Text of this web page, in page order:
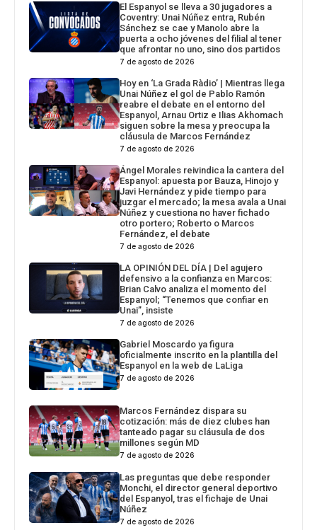
El Espanyol se lleva a 30 jugadores a
Coventry: Unai Núñez entra, Rubén
Sánchez se cae y Manolo abre la
puerta a ocho jóvenes del filial al tener
que afrontar no uno, sino dos partidos
7 de agosto de 2026
Hoy en ‘La Grada Ràdio’ | Mientras llega
Unai Núñez el gol de Pablo Ramón
reabre el debate en el entorno del
Espanyol, Arnau Ortiz e Ilias Akhomach
siguen sobre la mesa y preocupa la
cláusula de Marcos Fernández
7 de agosto de 2026
Ángel Morales reivindica la cantera del
Espanyol: apuesta por Bauza, Hinojo y
Javi Hernández y pide tiempo para
juzgar el mercado; la mesa avala a Unai
Núñez y cuestiona no haver fichado
otro portero; Roberto o Marcos
Fernández, el debate
7 de agosto de 2026
LA OPINIÓN DEL DÍA | Del agujero
defensivo a la confianza en Marcos:
Brian Calvo analiza el momento del
Espanyol; “Tenemos que confiar en
Unai”, insiste
7 de agosto de 2026
Gabriel Moscardo ya figura
oficialmente inscrito en la plantilla del
Espanyol en la web de LaLiga
7 de agosto de 2026
Marcos Fernández dispara su
cotización: más de diez clubes han
tanteado pagar su cláusula de dos
millones según MD
7 de agosto de 2026
Las preguntas que debe responder
Monchi, el director general deportivo
del Espanyol, tras el fichaje de Unai
Núñez
7 de agosto de 2026